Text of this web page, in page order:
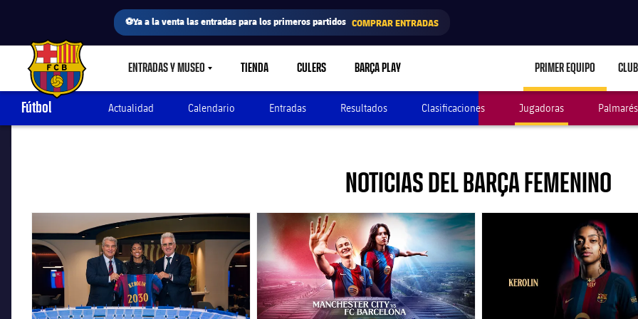
⚽Ya a la venta las entradas para los primeros partidos COMPRAR ENTRADAS
FC Barcelona club badge ENTRADAS Y MUSEOLABEL.SHARE.CARETDOWN
TIENDA CULERS BARÇA PLAY PRIMER EQUIPO CLUB
Fútbol Actualidad Calendario Entradas Resultados Clasificaciones Jugadoras Palmarés
NOTICIAS DEL BARÇA FEMENINO
FC Barcelona club badge FC Barcelona club badge